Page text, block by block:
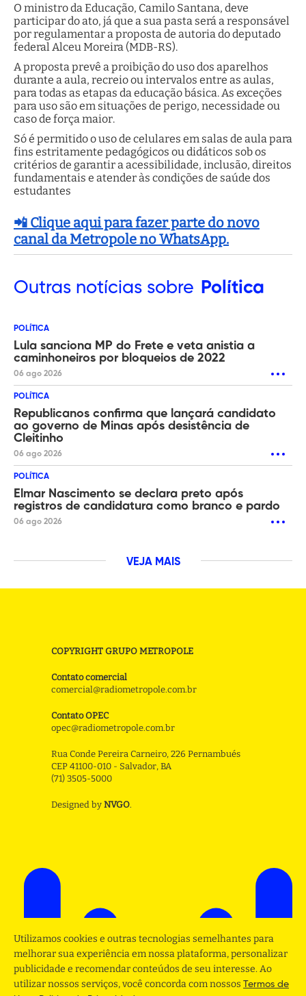
O ministro da Educação, Camilo Santana, deve
participar do ato, já que a sua pasta será a responsável
por regulamentar a proposta de autoria do deputado
federal Alceu Moreira (MDB-RS).
A proposta prevê a proibição do uso dos aparelhos
durante a aula, recreio ou intervalos entre as aulas,
para todas as etapas da educação básica. As exceções
para uso são em situações de perigo, necessidade ou
caso de força maior.
Só é permitido o uso de celulares em salas de aula para
fins estritamente pedagógicos ou didáticos sob os
critérios de garantir a acessibilidade, inclusão, direitos
fundamentais e atender às condições de saúde dos
estudantes
📲 Clique aqui para fazer parte do novo
canal da Metropole no WhatsApp.
Outras notícias sobre Política
POLÍTICA
Lula sanciona MP do Frete e veta anistia a
caminhoneiros por bloqueios de 2022
06 ago 2026
POLÍTICA
Republicanos confirma que lançará candidato
ao governo de Minas após desistência de
Cleitinho
06 ago 2026
POLÍTICA
Elmar Nascimento se declara preto após
registros de candidatura como branco e pardo
06 ago 2026
VEJA MAIS
COPYRIGHT GRUPO METROPOLE
Contato comercial
comercial@radiometropole.com.br
Contato OPEC
opec@radiometropole.com.br
Rua Conde Pereira Carneiro, 226 Pernambués
CEP 41100-010 - Salvador, BA
(71) 3505-5000
Designed by NVGO.
Utilizamos cookies e outras tecnologias semelhantes para
melhorar sua experiência em nossa plataforma, personalizar
publicidade e recomendar conteúdos de seu interesse. Ao
utilizar nossos serviços, você concorda com nossos Termos de